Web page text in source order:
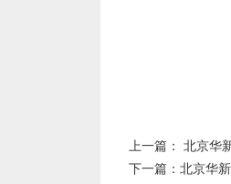
上一篇： 北京华
下一篇： 北京华